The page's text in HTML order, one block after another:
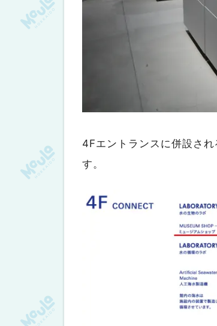
4Fエントランスに併設さ
す。